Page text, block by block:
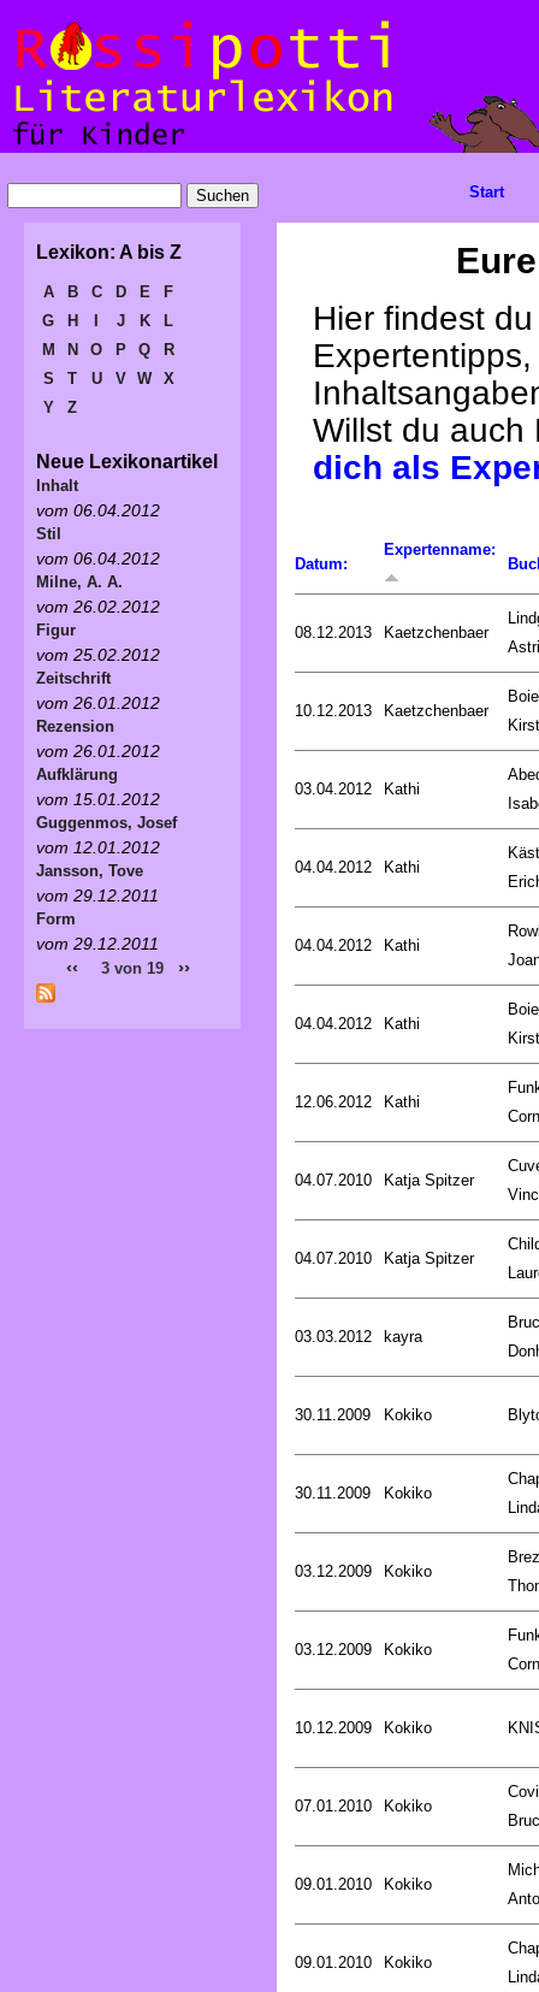
Hier findest
Willst du
dich als
Datum:
Expertenname:
08.12.2013 Kaetzchenbaer
10.12.2013 Kaetzchenbaer
03.04.2012 Kathi
04.04.2012 Kathi
04.04.2012 Kathi
04.04.2012 Kathi
12.06.2012 Kathi
04.07.2010 Katja Spitzer
04.07.2010 Katja Spitzer
03.03.2012 kayra
30.11.2009 Kokiko
30.11.2009 Kokiko
03.12.2009 Kokiko
03.12.2009 Kokiko
10.12.2009 Kokiko
07.01.2010 Kokiko
09.01.2010 Kokiko
09.01.2010 Kokiko
Start
Lexikon: A bis Z
A B C D E
F
G
H J K
L
M
N O P Q
R
S
T U V W
X
Y
Z
Neue Lexikonartikel
Inhalt
vom 06.04.2012
Stil
vom 06.04.2012
Milne, A. A.
vom 26.02.2012
Figur
vom 25.02.2012
Zeitschrift
vom 26.01.2012
Rezension
vom 26.01.2012
Aufklärung
vom 15.01.2012
Guggenmos, Josef
vom 12.01.2012
Jansson, Tove
vom 29.12.2011
Form
vom 29.12.2011
‹‹ 3 von 19 ››